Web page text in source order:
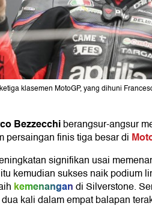
klasemen MotoGP, yang dihuni
Bezzecchiberangsur-angsur
persaingan finis tiga besar di
signifikan usai
kemudian sukses naik podium
kemenangandi Silverstone.
kali dalam empat balapan